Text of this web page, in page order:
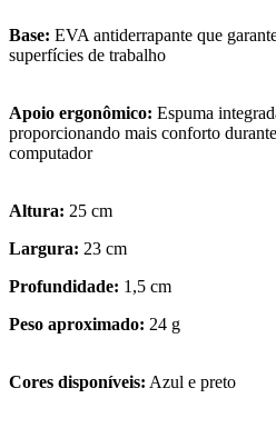
Base: EVA antiderrapante que
superfícies de trabalho
Apoio ergonômico: Espuma
proporcionando mais conforto
computador
Altura: 25 cm
Largura: 23 cm
Profundidade: 1,5 cm
Peso aproximado: 24 g
Cores disponíveis: Azul e preto